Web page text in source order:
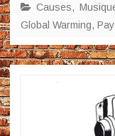
Causes,
Global Warming,